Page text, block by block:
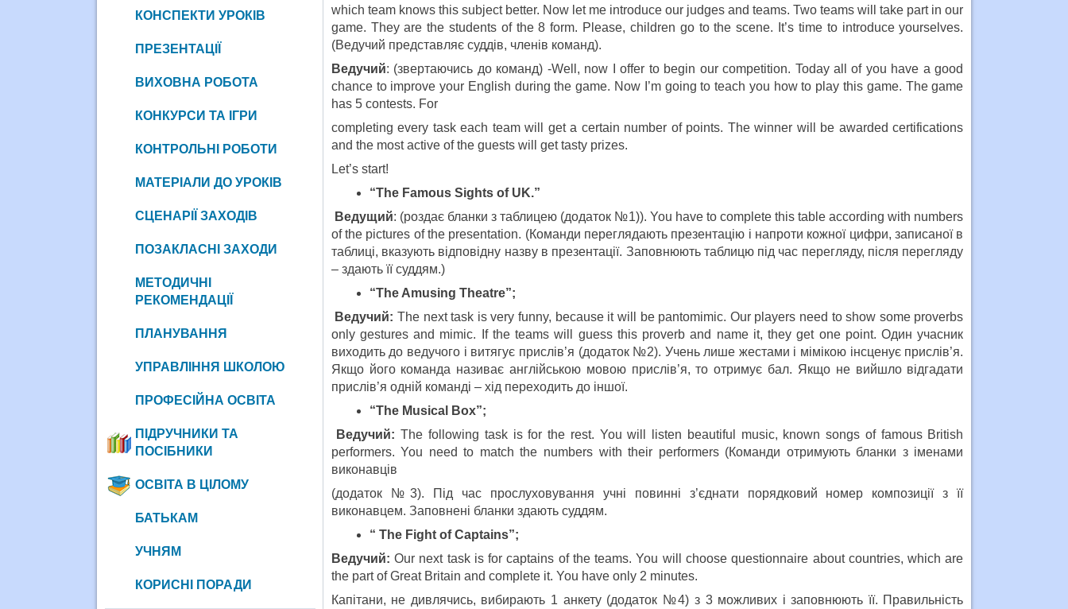
which team knows this subject better. Now let me introduce our judges and teams. Two teams will take part in our
game. They are the students of the 8 form. Please, children go to the scene. It’s time to introduce yourselves.
(Ведучий представляє суддів, членів команд).
Ведучий: (звертаючись до команд) -Well, now I offer to begin our competition. Today all of you have a good
chance to improve your English during the game. Now I’m going to teach you how to play this game. The game
has 5 contests. For
completing every task each team will get a certain number of points. The winner will be awarded certifications
and the most active of the guests will get tasty prizes.
Let’s start!
“The Famous Sights of UK.”
Ведущий: (роздає бланки з таблицею (додаток №1)). You have to complete this table according with numbers
of the pictures of the presentation. (Команди переглядають презентацію і напроти кожної цифри, записаної в
таблиці, вказують відповідну назву в презентації. Заповнюють таблицю під час перегляду, після перегляду
– здають її суддям.)
“The Amusing Theatre”;
Ведучий: The next task is very funny, because it will be pantomimic. Our players need to show some proverbs
only gestures and mimic. If the teams will guess this proverb and name it, they get one point. Один учасник
виходить до ведучого і витягує прислів’я (додаток №2). Учень лише жестами і мімікою інсценує прислів’я.
Якщо його команда називає англійською мовою прислів’я, то отримує бал. Якщо не вийшло відгадати
прислів’я одній команді – хід переходить до іншої.
“The Musical Box”;
Ведучий: The following task is for the rest. You will listen beautiful music, known songs of famous British
performers. You need to match the numbers with their performers (Команди отримують бланки з іменами
виконавців
(додаток №3). Під час прослуховування учні повинні з’єднати порядковий номер композиції з її
виконавцем. Заповнені бланки здають суддям.
“ The Fight of Captains”;
Ведучий: Our next task is for captains of the teams. You will choose questionnaire about countries, which are
the part of Great Britain and complete it. You have only 2 minutes.
Капітани, не дивлячись, вибирають 1 анкету (додаток №4) з 3 можливих і заповнюють її. Правильність
КОНСПЕКТИ УРОКІВ
ПРЕЗЕНТАЦІЇ
ВИХОВНА РОБОТА
КОНКУРСИ ТА ІГРИ
КОНТРОЛЬНІ РОБОТИ
МАТЕРІАЛИ ДО УРОКІВ
СЦЕНАРІЇ ЗАХОДІВ
ПОЗАКЛАСНІ ЗАХОДИ
МЕТОДИЧНІ
РЕКОМЕНДАЦІЇ
ПЛАНУВАННЯ
УПРАВЛІННЯ ШКОЛОЮ
ПРОФЕСІЙНА ОСВІТА
ПІДРУЧНИКИ ТА
ПОСІБНИКИ
ОСВІТА В ЦІЛОМУ
БАТЬКАМ
УЧНЯМ
КОРИСНІ ПОРАДИ